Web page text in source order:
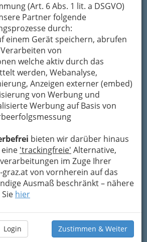
(Art. 6 Abs. 1 lit. a DSGVO)
Partner folgende
durch:
einem Gerät speichern, abrufen
von
welche aktiv durch das
werden, Webanalyse,
Anzeigen externer (embed)
von Werbung und
Werbung auf Basis von
bieten wir darüber hinaus
'trackingfreie' Alternative,
im Zuge Ihrer
von vornherein auf das
Ausmaß beschränkt – nähere
hier
Login Zustimmen & Weiter
und
und Halbjahren